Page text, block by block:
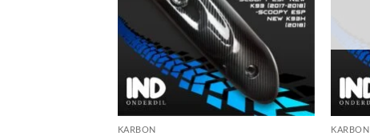
+
KARBON
+
KARBON